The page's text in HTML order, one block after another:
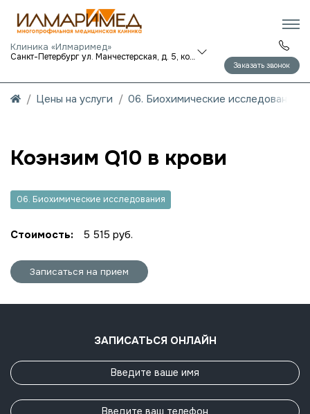
Клиника «Илмаримед»
Санкт-Петербург ул. Манчестерская, д. 5, корп. 1
Заказать звонок
Цены на услуги 06. Биохимические исследования
Коэнзим Q10 в крови
06. Биохимические исследования
Стоимость: 5 515 руб.
Записаться на прием
ЗАПИСАТЬСЯ ОНЛАЙН